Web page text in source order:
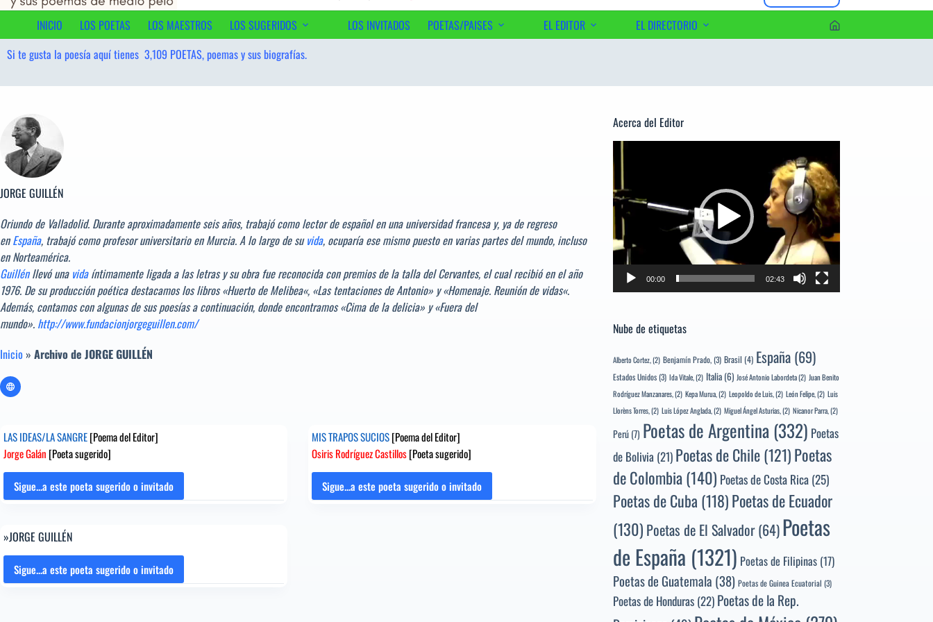
contenidoINICIO
LOS POETAS LOS MAESTROS LOS SUGERIDOS LOS INVITADOS POETAS/PAISES EL EDITOR
EL DIRECTORIO
Si te gusta la poesía aquí tienes 3,109 POETAS, poemas y sus biografías.
JORGE GUILLÉN
Oriundo de Valladolid. Durante aproximadamente seis años, trabajó como lector de español en una universidad francesa y, ya de regreso
enEspaña, trabajó como profesor universitario en Murcia. A lo largo de suvida, ocuparía ese mismo puesto en varias partes del mundo, incluso
en Norteamérica.
Guillénllevó una vidaíntimamente ligada a las letras y su obra fue reconocida con premios de la talla del Cervantes, el cual recibió en el año
1976. De su producción poética destacamos los libros «Huerto de Melibea«, «Las tentaciones de Antonio» y «Homenaje. Reunión de vidas«.
Además, contamos con algunas de sus poesías a continuación, donde encontramos «Cima de la delicia» y «Fuera del
mundo». http://www.fundacionjorgeguillen.com/
Inicio » Archivo de JORGE GUILLÉN
LAS IDEAS/LA SANGRE[Poema del Editor]
Jorge Galán [Poeta sugerido]
Sigue...a este poeta sugerido o invitado
LAS
del
Editor]
Jorge
MIS TRAPOS SUCIOS[Poema del Editor]
Osiris Rodríguez Castillos[Poeta sugerido]
Sigue...a este poeta sugerido o invitado
MIS
»JORGE GUILLÉN
Sigue...a este poeta sugerido o invitado
»JORGE
Acerca del Editor
Reproductor
de
vídeo
00:00 02:43
Nube de etiquetas
Alberto Cortez,(2) Benjamín Prado,(3) Brasil (4) España (69)
Estados Unidos(3) Ida Vitale,(2) Italia (6) José Antonio Labordeta(2) Juan Benito
Rodríguez Manzanares,(2) Kepa Murua,(2) Leopoldo de Luis,(2) León Felipe,(2) Luis
Llorèns Torres,(2) Luis López Anglada,(2) Miguel Ángel Asturias,(2) Nicanor Parra,(2)
Perú (7) Poetas de Argentina(332) Poetas
de Bolivia (21) Poetas de Chile(121)Poetas
de Colombia(140) Poetas de Costa Rica(25)
Poetas de Cuba (118)Poetas de Ecuador
(130) Poetas de El Salvador(64)Poetas
de España (1321) Poetas de Filipinas (17)
Poetas de Guatemala (38) Poetas de Guinea Ecuatorial (3)
Poetas de Honduras (22) Poetas de la Rep.